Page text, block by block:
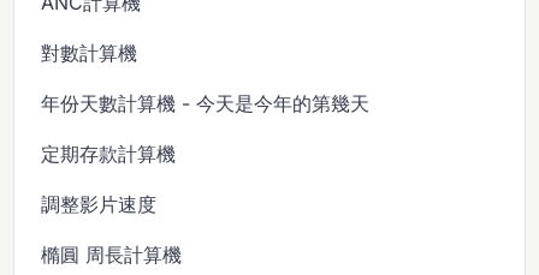
對數計算機
年份天數計算機 - 今天是今年的第幾天
定期存款計算機
調整影片速度
橢圓 周長計算機